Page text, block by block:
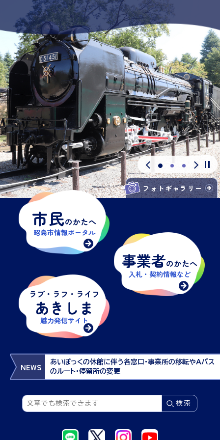
市民のかたへ
昭島市情報ポータル
事業者のかたへ
入札・契約情報など
ラブ・ラフ・ライフ
あきしま
魅力発信サイト
NEWS
あいぽっくの休館に伴う各窓口・事業所の移転やAバス
のルート・停留所の変更
フォトギャラリー